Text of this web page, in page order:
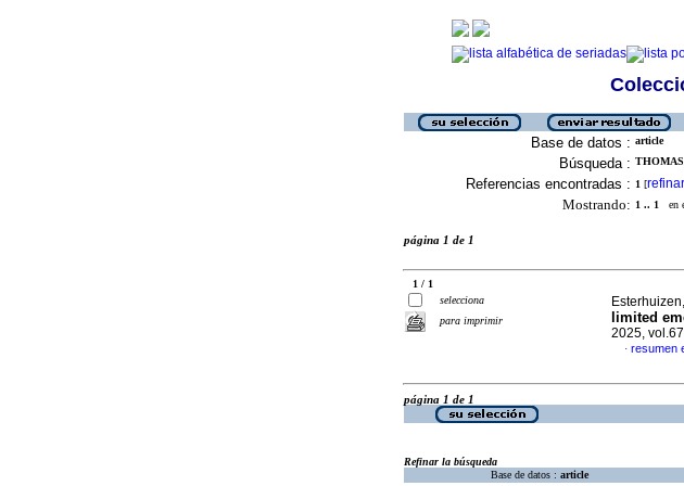
Base de datos : article
Búsqueda :
Referencias encontradas : 1 [refinar
Mostrando: 1 .. 1 en
página 1 de 1
1 / 1
selecciona
para imprimir
limited
2025,
· resumen
página 1 de 1
Refinar la búsqueda
Base de datos : article